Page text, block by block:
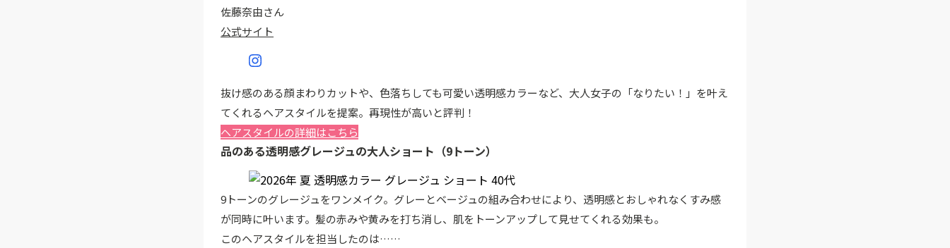
佐藤奈由さん
公式サイト
抜け感のある顔まわりカットや、色落ちしても可愛い透明感カラーなど、大人女子の「なりたい！」を叶え
てくれるヘアスタイルを提案。再現性が高いと評判！
ヘアスタイルの詳細はこちら
品のある透明感グレージュの大人ショート（9トーン）
9トーンのグレージュをワンメイク。グレーとベージュの組み合わせにより、透明感とおしゃれなくすみ感
が同時に叶います。髪の赤みや黄みを打ち消し、肌をトーンアップして見せてくれる効果も。
このヘアスタイルを担当したのは……